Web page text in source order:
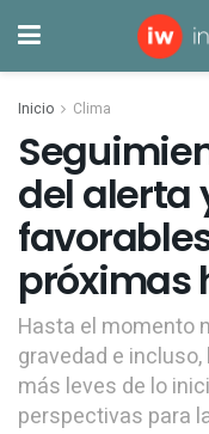
Inicio Clima
del alerta
próximas
Hasta el momento
gravedad e
más leves de lo
perspectivas para